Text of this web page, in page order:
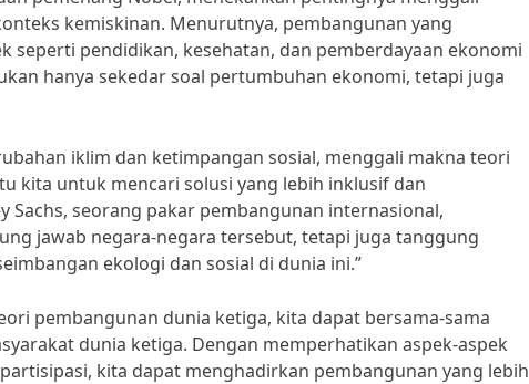
kemiskinan. Menurutnya, pembangunan yang
seperti pendidikan, kesehatan, dan pemberdayaan ekonomi
hanya sekedar soal pertumbuhan ekonomi, tetapi juga
iklim dan ketimpangan sosial, menggali makna teori
kita untuk mencari solusi yang lebih inklusif dan
Sachs, seorang pakar pembangunan internasional,
jawab negara-negara tersebut, tetapi juga tanggung
ekologi dan sosial di dunia ini.”
pembangunan dunia ketiga, kita dapat bersama-sama
dunia ketiga. Dengan memperhatikan aspek-aspek
kita dapat menghadirkan pembangunan yang lebih